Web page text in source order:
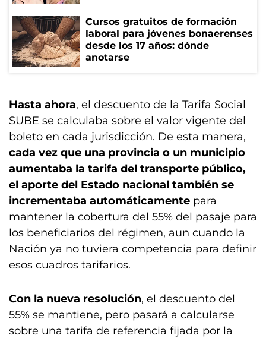
Cursos gratuitos de formación
laboral para jóvenes bonaerenses
desde los 17 años: dónde
anotarse
Hasta ahora, el descuento de la Tarifa Social
SUBE se calculaba sobre el valor vigente del
boleto en cada jurisdicción. De esta manera,
cada vez que una provincia o un municipio
aumentaba la tarifa del transporte público,
el aporte del Estado nacional también se
incrementaba automáticamente para
mantener la cobertura del 55% del pasaje para
los beneficiarios del régimen, aun cuando la
Nación ya no tuviera competencia para definir
esos cuadros tarifarios.
Con la nueva resolución, el descuento del
55% se mantiene, pero pasará a calcularse
sobre una tarifa de referencia fijada por la